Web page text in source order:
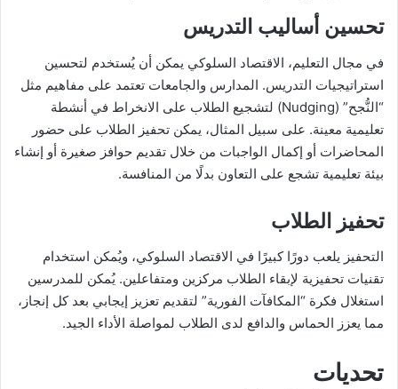
تحسين أساليب التدريس
في مجال التعليم، الاقتصاد السلوكي يمكن أن يُستخدم لتحسين
استراتيجيات التدريس. المدارس والجامعات تعتمد على مفاهيم مثل
“النُّجح” (Nudging) لتشجيع الطلاب على الانخراط في أنشطة
تعليمية معينة. على سبيل المثال، يمكن تحفيز الطلاب على حضور
المحاضرات أو إكمال الواجبات من خلال تقديم حوافز صغيرة أو إنشاء
بيئة تعليمية تشجع على التعاون بدلًا من المنافسة.
تحفيز الطلاب
التحفيز يلعب دورًا كبيرًا في الاقتصاد السلوكي، ويُمكن استخدام
تقنيات تحفيزية لإبقاء الطلاب مركزين ومتفاعلين. يُمكن للمدرسين
استغلال فكرة “المكافآت الفورية” لتقديم تعزيز إيجابي بعد كل إنجاز،
مما يعزز الحماس والدافع لدى الطلاب لمواصلة الأداء الجيد.
تحديات